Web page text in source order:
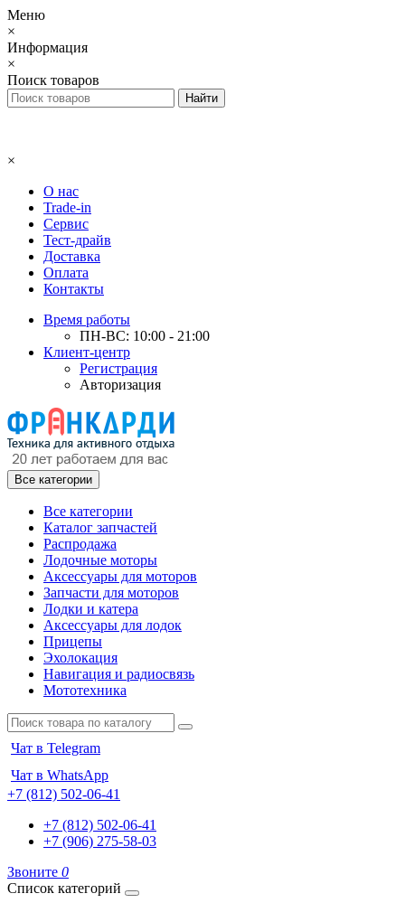
Меню
×
Информация
×
Поиск товаров
×
О нас
Trade-in
Сервис
Тест-драйв
Доставка
Оплата
Контакты
Время работы
ПН-ВС: 10:00 - 21:00
Клиент-центр
Регистрация
Авторизация
Все категории
Все категории
Каталог запчастей
Распродажа
Лодочные моторы
Аксессуары для моторов
Запчасти для моторов
Лодки и катера
Аксессуары для лодок
Прицепы
Эхолокация
Навигация и радиосвязь
Мототехника
Чат в Telegram
Чат в WhatsApp
+7 (812) 502-06-41
+7 (812) 502-06-41
+7 (906) 275-58-03
Звоните 0
Список категорий